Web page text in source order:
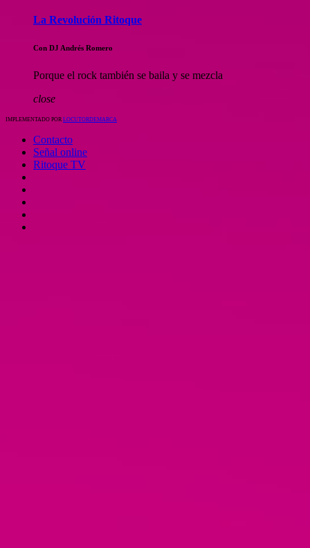
La Revolución Ritoque
Con DJ Andrés Romero
Porque el rock también se baila y se mezcla
close
IMPLEMENTADO POR LOCUTORDEMARCA
Contacto
Señal online
Ritoque TV